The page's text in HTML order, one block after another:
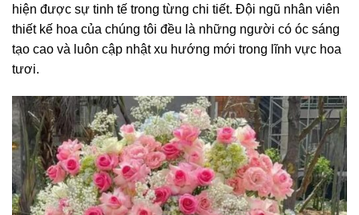
hiện được sự tinh tế trong từng chi tiết. Đội ngũ nhân viên
thiết kế hoa của chúng tôi đều là những người có óc sáng
tạo cao và luôn cập nhật xu hướng mới trong lĩnh vực hoa
tươi.